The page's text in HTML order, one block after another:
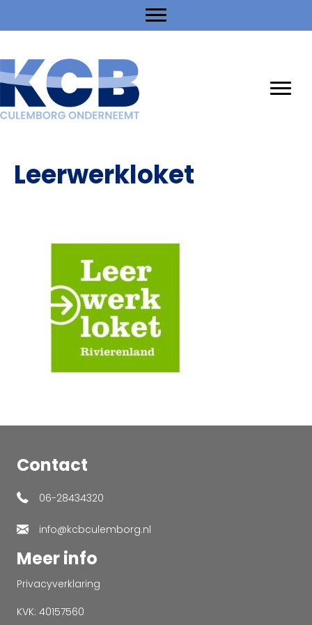
Leerwerkloket
Contact
06-28434320
info@kcbculemborg.nl
Meer info
Privacyverklaring
KVK: 40157560